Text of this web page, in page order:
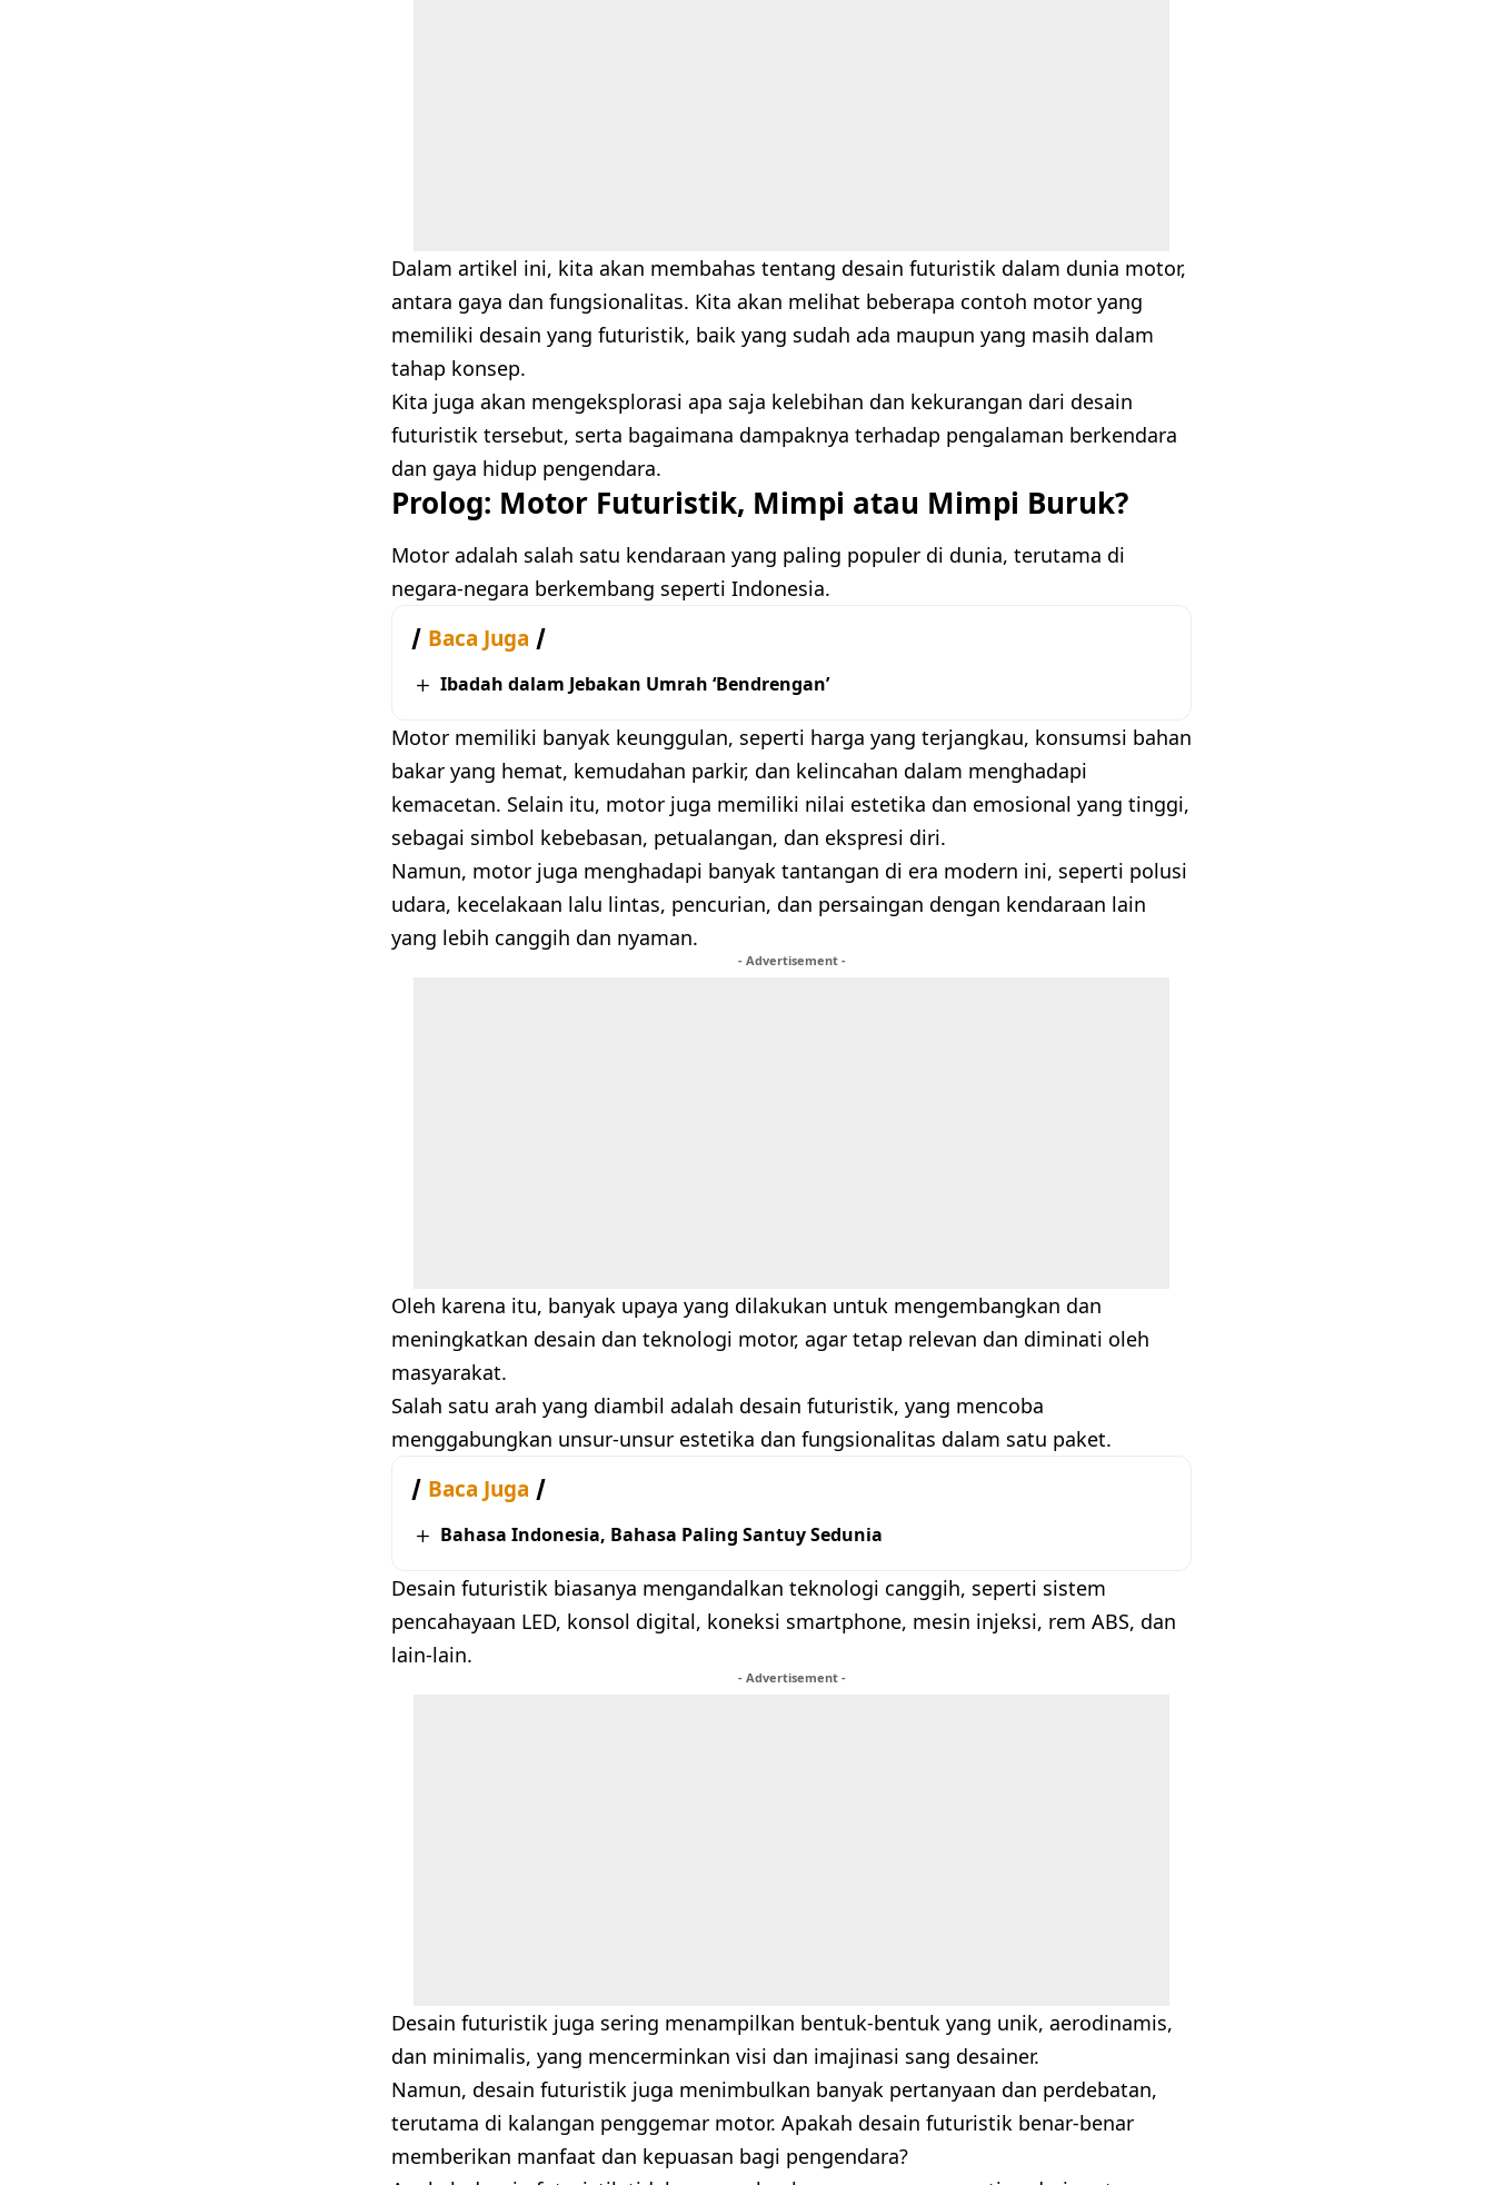
Dalam artikel ini, kita akan membahas tentang desain futuristik dalam dunia motor,
antara gaya dan fungsionalitas. Kita akan melihat beberapa contoh motor yang
memiliki desain yang futuristik, baik yang sudah ada maupun yang masih dalam
tahap konsep.
Kita juga akan mengeksplorasi apa saja kelebihan dan kekurangan dari desain
futuristik tersebut, serta bagaimana dampaknya terhadap pengalaman berkendara
dan gaya hidup pengendara.
Prolog: Motor Futuristik, Mimpi atau Mimpi Buruk?
Motor adalah salah satu kendaraan yang paling populer di dunia, terutama di
negara-negara berkembang seperti Indonesia.
Baca Juga
Ibadah dalam Jebakan Umrah ‘Bendrengan’
Motor memiliki banyak keunggulan, seperti harga yang terjangkau, konsumsi bahan
bakar yang hemat, kemudahan parkir, dan kelincahan dalam menghadapi
kemacetan. Selain itu, motor juga memiliki nilai estetika dan emosional yang tinggi,
sebagai simbol kebebasan, petualangan, dan ekspresi diri.
Namun, motor juga menghadapi banyak tantangan di era modern ini, seperti polusi
udara, kecelakaan lalu lintas, pencurian, dan persaingan dengan kendaraan lain
yang lebih canggih dan nyaman.
- Advertisement -
Oleh karena itu, banyak upaya yang dilakukan untuk mengembangkan dan
meningkatkan desain dan teknologi motor, agar tetap relevan dan diminati oleh
masyarakat.
Salah satu arah yang diambil adalah desain futuristik, yang mencoba
menggabungkan unsur-unsur estetika dan fungsionalitas dalam satu paket.
Baca Juga
Bahasa Indonesia, Bahasa Paling Santuy Sedunia
Desain futuristik biasanya mengandalkan teknologi canggih, seperti sistem
pencahayaan LED, konsol digital, koneksi smartphone, mesin injeksi, rem ABS, dan
lain-lain.
- Advertisement -
Desain futuristik juga sering menampilkan bentuk-bentuk yang unik, aerodinamis,
dan minimalis, yang mencerminkan visi dan imajinasi sang desainer.
Namun, desain futuristik juga menimbulkan banyak pertanyaan dan perdebatan,
terutama di kalangan penggemar motor. Apakah desain futuristik benar-benar
memberikan manfaat dan kepuasan bagi pengendara?